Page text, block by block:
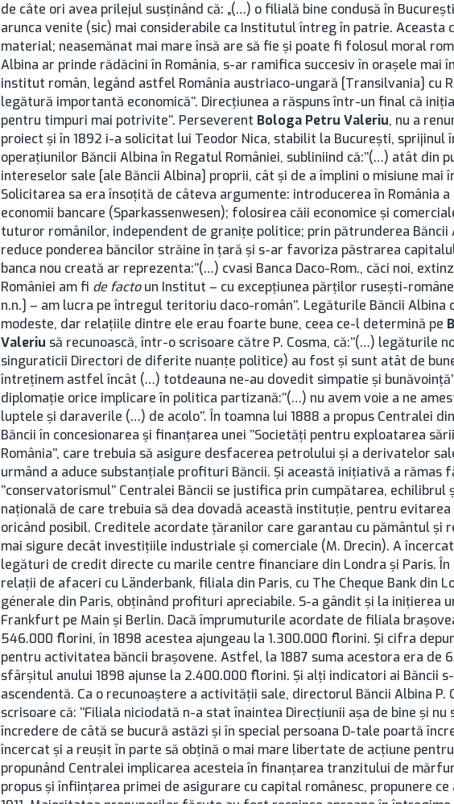
de câte ori avea prilejul susţinând că: „(…) o filială bine condusă în
arunca venite (sic) mai considerabile ca Institutul întreg în patrie. Aceasta
material; neasemănat mai mare însă are să fie şi poate fi folosul moral
Albina ar prinde rădăcini în România, s-ar ramifica succesiv în oraşele mai
institut român, legând astfel România austriaco-ungară [Transilvania] cu
legătură importantă economică’’. Direcţiunea a răspuns într-un final că
pentru timpuri mai potrivite’’. Perseverent Bologa Petru Valeriu, nu a
proiect şi în 1892 i-a solicitat lui Teodor Nica, stabilit la București, sprijinul
operaţiunilor Băncii Albina în Regatul României, subliniind că:’’(…) atât din
intereselor sale [ale Băncii Albina] proprii, cât şi de a împlini o misiune mai
Solicitarea sa era însoţită de câteva argumente: introducerea în România a
economii bancare (Sparkassenwesen); folosirea căii economice şi
tuturor românilor, independent de graniţe politice; prin pătrunderea Băncii
reduce ponderea băncilor străine în ţară şi s-ar favoriza păstrarea
banca nou creată ar reprezenta:’’(…) cvasi Banca Daco-Rom., căci noi,
României am fi de factoun Institut – cu excepţiunea părţilor ruseşti-
n.n.] – am lucra pe întregul teritoriu daco-român’’. Legăturile Băncii Albina
modeste, dar relaţiile dintre ele erau foarte bune, ceea ce-l determină pe
Valeriu să recunoască, într-o scrisoare către P. Cosma, că:’’(…) legăturile
singuraticii Directori de diferite nuanţe politice) au fost şi sunt atât de
întreţinem astfel încât (…) totdeauna ne-au dovedit simpatie şi
diplomaţie orice implicare în politica partizană:’’(…) nu avem voie a ne
luptele şi daraverile (…) de acolo’’. În toamna lui 1888 a propus Centralei
Băncii în concesionarea şi finanţarea unei ’’Societăţi pentru exploatarea
România’’, care trebuia să asigure desfacerea petrolului şi a derivatelor
urmând a aduce substanţiale profituri Băncii. Şi această iniţiativă a rămas
’’conservatorismul’’ Centralei Băncii se justifica prin cumpătarea,
naţională de care trebuia să dea dovadă această instituţie, pentru evitarea
oricând posibil. Creditele acordate ţăranilor care garantau cu pământul şi
mai sigure decât investiţiile industriale şi comerciale (M. Drecin). A
legături de credit directe cu marile centre financiare din Londra şi Paris.
relaţii de afaceri cu Länderbank, filiala din Paris, cu The Cheque Bank din
génerale din Paris, obţinând profituri apreciabile. S-a gândit şi la iniţierea
Frankfurt pe Main şi Berlin. Dacă împrumuturile acordate de filiala
546.000 florini, în 1898 acestea ajungeau la 1.300.000 florini. Şi cifra
pentru activitatea băncii braşovene. Astfel, la 1887 suma acestora era de
sfârşitul anului 1898 ajunse la 2.400.000 florini. Şi alţi indicatori ai Băncii
ascendentă. Ca o recunoaştere a activităţii sale, directorul Băncii Albina P.
scrisoare că: ’’Filiala niciodată n-a stat înaintea Direcţiunii aşa de bine şi
încredere de câtă se bucură astăzi şi în special persoana D-tale poartă
încercat şi a reuşit în parte să obţină o mai mare libertate de acţiune
propunând Centralei implicarea acesteia în finanţarea tranzitului de
propus şi înfiinţarea primei de asigurare cu capital românesc, propunere